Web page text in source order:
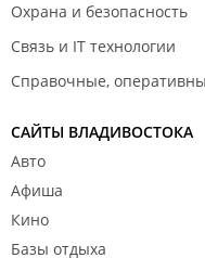
Охрана и безопасность
Связь и IT технологии
Справочные,
САЙТЫ ВЛАДИВОСТОКА
Авто
Афиша
Кино
Базы отдыха